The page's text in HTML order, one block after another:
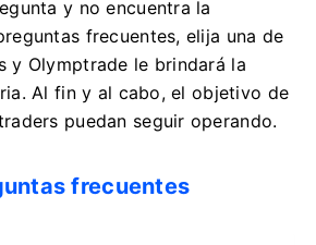
y no encuentra la
frecuentes, elija una de
y Olymptrade le brindará la
Al fin y al cabo, el objetivo de
puedan seguir operando.
frecuentes